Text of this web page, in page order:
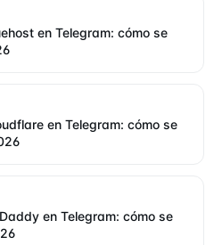
en Telegram: cómo se
en Telegram: cómo se
en Telegram: cómo se